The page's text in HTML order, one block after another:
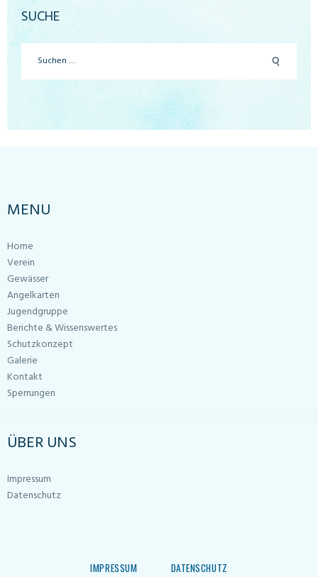
SUCHE
nach:
MENU
Home
Verein
Gewässer
Angelkarten
Jugendgruppe
Berichte & Wissenswertes
Schutzkonzept
Galerie
Kontakt
Sperrungen
ÜBER UNS
Impressum
Datenschutz
IMPRESSUM DATENSCHUTZ